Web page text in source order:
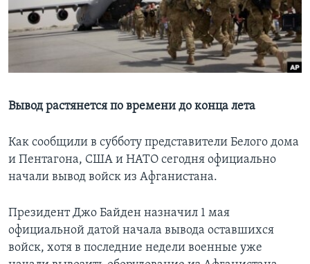
Learning English
Вывод растянется по времени до конца лета
Как сообщили в субботу представители Белого дома
и Пентагона, США и НАТО сегодня официально
начали вывод войск из Афганистана.
Президент Джо Байден назначил 1 мая
официальной датой начала вывода оставшихся
войск, хотя в последние недели военные уже